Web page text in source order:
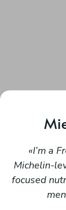
I’m a
Michelin-
focused